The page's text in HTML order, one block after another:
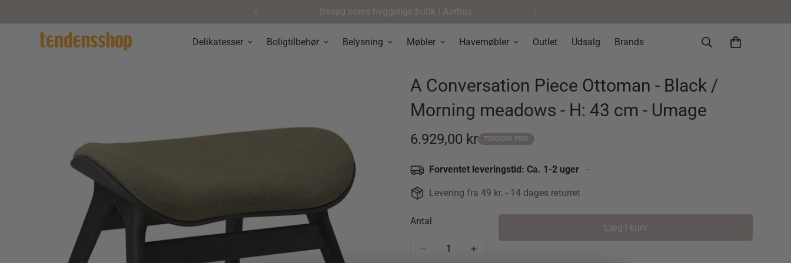
Besøg vores hyggelige butik i Aarhus
Delikatesser Boligtilbehør Belysning Møbler Havemøbler Outlet Udsalg Brands
A Conversation Piece Ottoman - Black /
Morning meadows - H: 43 cm - Umage
Udsalgspris
6.929,00 kr TENDENS PRIS
Forventet leveringstid: Ca. 1-2 uger -
Levering fra 49 kr. - 14 dages returret
Antal
Læg i kurv